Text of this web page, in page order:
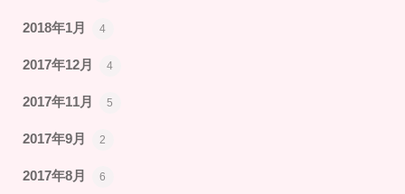
2018年1月 4
2017年12月 4
2017年11月 5
2017年9月 2
2017年8月 6